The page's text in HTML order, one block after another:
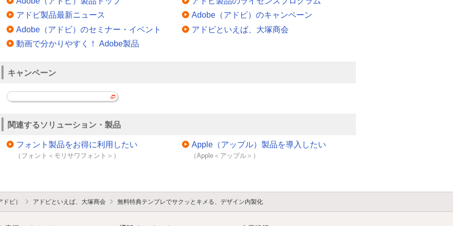
アドビ製品最新ニュース
Adobe（アドビ）のセミナー・イベント
動画で分かりやすく！ Adobe製品
Adobe（アドビ）のキャンペーン
アドビといえば、大塚商会
キャンペーン
関連するソリューション・製品
フォント製品をお得に利用したい
（フォント＜モリサワフォント＞）
Apple（アップル）製品を導入したい
（Apple＜アップル＞）
ビ） アドビといえば、大塚商会 無料特典テンプレでサクッとキメる、デザイン内製化